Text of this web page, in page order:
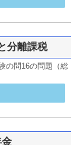
分離課税
の問16の問題（総
金